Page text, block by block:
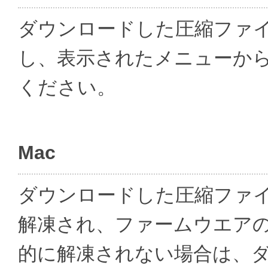
ダウンロードした圧縮ファ
し、表示されたメニューか
ください。
Mac
ダウンロードした圧縮ファ
解凍され、ファームウエア
的に解凍されない場合は、